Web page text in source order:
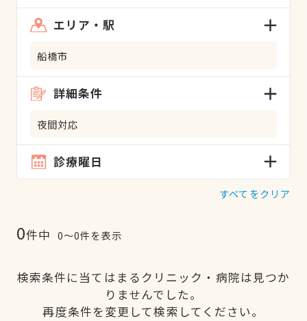
エリア・駅
船橋市
詳細条件
夜間対応
診療曜日
すべてをクリア
0件中 0〜0件を表示
検索条件に当てはまるクリニック・病院は見つか
りませんでした。
再度条件を変更して検索してください。